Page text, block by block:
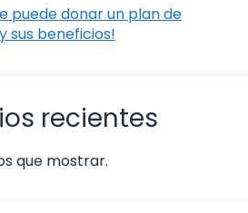
puede donar un plan de
sus beneficios!
recientes
que mostrar.